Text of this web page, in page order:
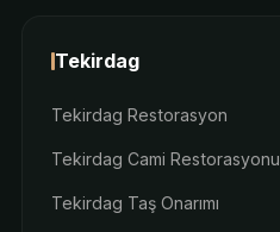
Tekirdag
Tekirdag Restorasyon
Tekirdag Cami Restorasyonu
Tekirdag Taş Onarımı